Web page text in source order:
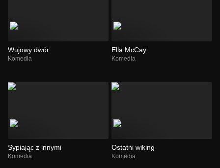
Wujowy dwór
Komedia
Ella McCay
Komedia
Sypiając z innymi
Komedia
Ostatni wiking
Komedia